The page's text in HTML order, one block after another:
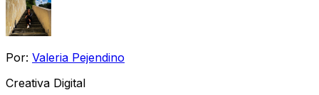
Por: Valeria Pejendino
Creativa Digital